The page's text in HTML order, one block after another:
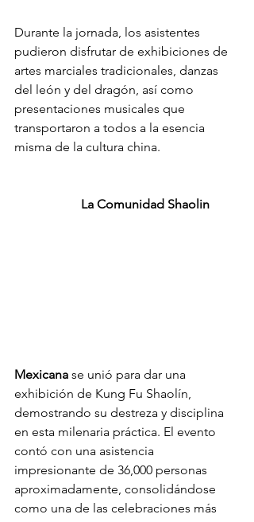
Durante la jornada, los asistentes
pudieron disfrutar de exhibiciones de
artes marciales tradicionales, danzas
del león y del dragón, así como
presentaciones musicales que
transportaron a todos a la esencia
misma de la cultura china.
La Comunidad Shaolin
Mexicana se unió para dar una
exhibición de Kung Fu Shaolín,
demostrando su destreza y disciplina
en esta milenaria práctica. El evento
contó con una asistencia
impresionante de 36,000 personas
aproximadamente, consolidándose
como una de las celebraciones más